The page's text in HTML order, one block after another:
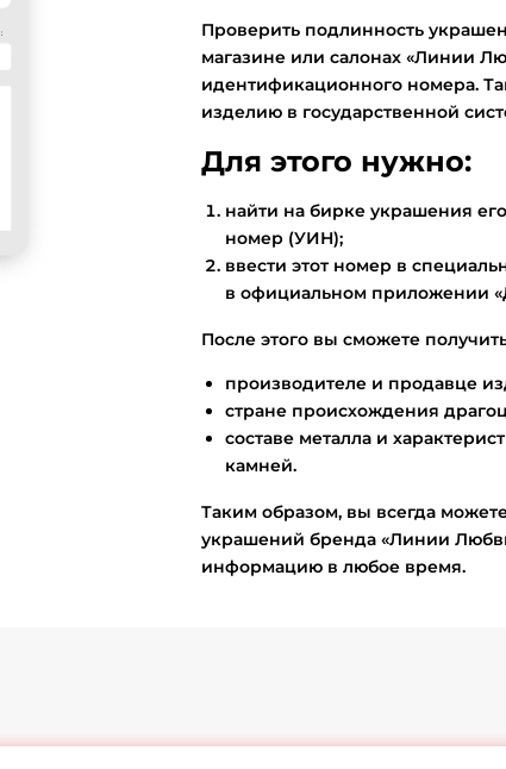
Проверить подлинность
магазине или салонах «Линии
идентификационного номера.
изделию в государственной
Для этого нужно:
найти на бирке украшения
номер (УИН);
ввести этот номер в
в официальном приложении
После этого вы сможете
производителе и продавце
стране происхождения
составе металла и
камней.
Таким образом, вы всегда
украшений бренда «Линии
информацию в любое время.